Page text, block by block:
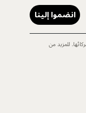
انضموا إلينا
للمزيد من